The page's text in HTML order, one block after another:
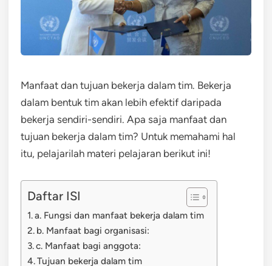
Manfaat dan tujuan bekerja dalam tim. Bekerja
dalam bentuk tim akan lebih efektif daripada
bekerja sendiri-sendiri. Apa saja manfaat dan
tujuan bekerja dalam tim? Untuk memahami hal
itu, pelajarilah materi pelajaran berikut ini!
Daftar ISI
a. Fungsi dan manfaat bekerja dalam tim
b. Manfaat bagi organisasi:
c. Manfaat bagi anggota:
Tujuan bekerja dalam tim